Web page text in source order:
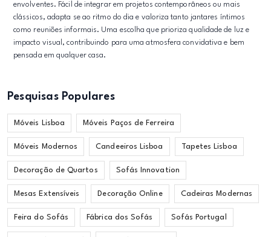
envolventes. Fácil de integrar em projetos contemporâneos ou mais
clássicos, adapta se ao ritmo do dia e valoriza tanto jantares íntimos
como reuniões informais. Uma escolha que prioriza qualidade de luz e
impacto visual, contribuindo para uma atmosfera convidativa e bem
pensada em qualquer casa.
Pesquisas Populares
Móveis Lisboa Móveis Paços de Ferreira
Móveis Modernos Candeeiros Lisboa Tapetes Lisboa
Decoração de Quartos Sofás Innovation
Mesas Extensíveis Decoração Online Cadeiras Modernas
Feira do Sofás Fábrica dos Sofás Sofás Portugal